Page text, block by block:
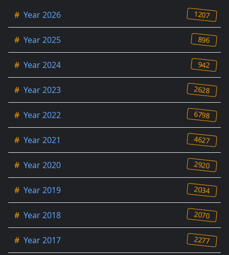
# Year 2026 1207
# Year 2025 896
# Year 2024 942
# Year 2023 2628
# Year 2022 6798
# Year 2021 4627
# Year 2020 2920
# Year 2019 2034
# Year 2018 2070
# Year 2017 2277